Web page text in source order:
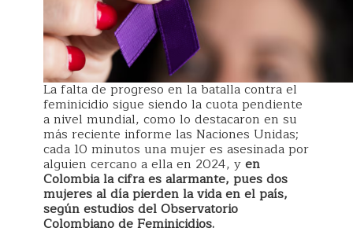
La falta de progreso en la batalla contra el
feminicidio sigue siendo la cuota pendiente
a nivel mundial, como lo destacaron en su
más reciente informe las Naciones Unidas;
cada 10 minutos una mujer es asesinada por
alguien cercano a ella en 2024, yen
Colombia la cifra es alarmante, pues dos
mujeres al día pierden la vida en el país,
según estudios del Observatorio
Colombiano de Feminicidios.